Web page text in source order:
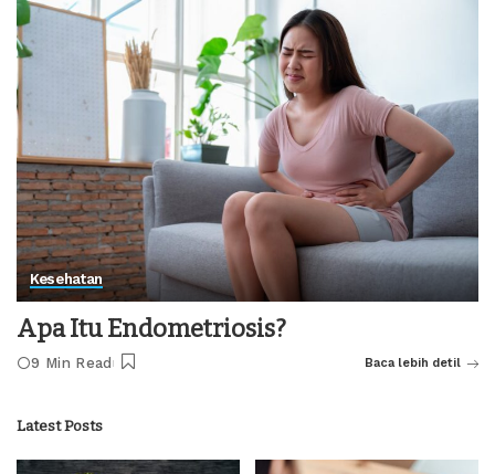
Kesehatan
Apa Itu Endometriosis?
9 Min Read Baca lebih detil
Latest Posts